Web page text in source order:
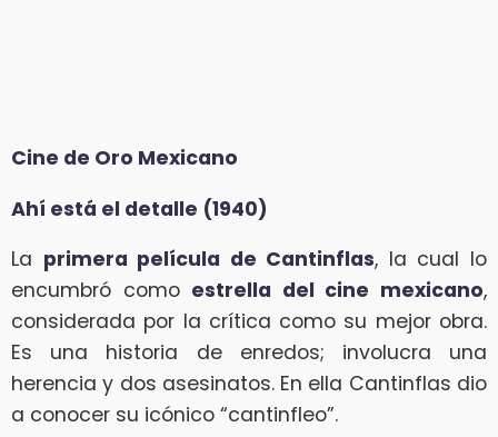
Cine de Oro Mexicano
Ahí está el detalle (1940)
La primera película de Cantinflas, la cual lo
encumbró como estrella del cine mexicano,
considerada por la crítica como su mejor obra.
Es una historia de enredos; involucra una
herencia y dos asesinatos. En ella Cantinflas dio
a conocer su icónico “cantinfleo”.